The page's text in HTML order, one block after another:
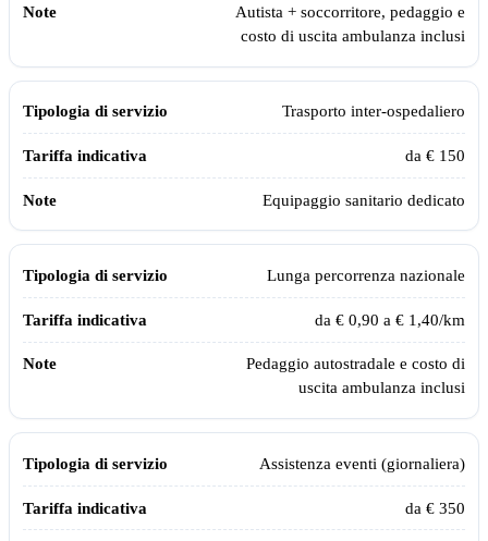
Autista + soccorritore, pedaggio e
costo di uscita ambulanza inclusi
Trasporto inter-ospedaliero
da € 150
Equipaggio sanitario dedicato
Lunga percorrenza nazionale
da € 0,90 a € 1,40/km
Pedaggio autostradale e costo di
uscita ambulanza inclusi
Assistenza eventi (giornaliera)
da € 350